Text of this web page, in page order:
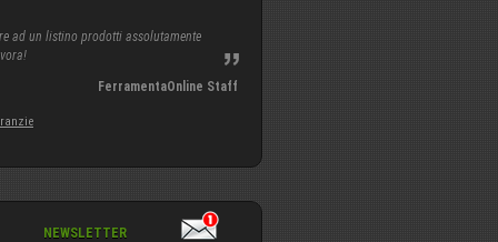
ad un listino prodotti assolutamente
FerramentaOnline Staff
NEWSLETTER